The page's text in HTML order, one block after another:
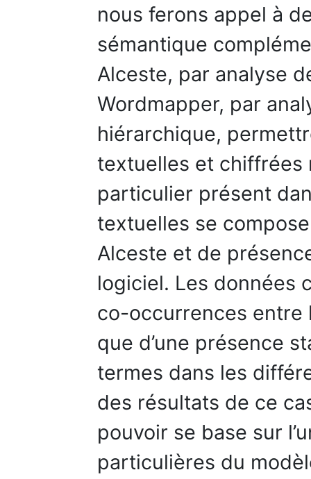
nous ferons appel à
sémantique
Alceste, par analyse
Wordmapper, par
hiérarchique,
textuelles et chiffrées
particulier présent
textuelles se
Alceste et de
logiciel. Les données
co-occurrences entre
que d’une présence
termes dans les
des résultats de ce
pouvoir se base sur
particulières du